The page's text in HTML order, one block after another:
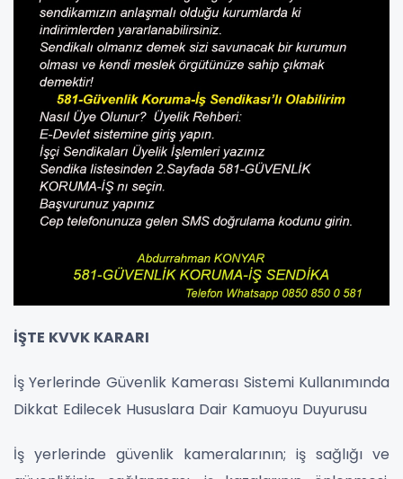
İŞTE KVVK KARARI
İş Yerlerinde Güvenlik Kamerası Sistemi Kullanımında
Dikkat Edilecek Hususlara Dair Kamuoyu Duyurusu
İş yerlerinde güvenlik kameralarının; iş sağlığı ve